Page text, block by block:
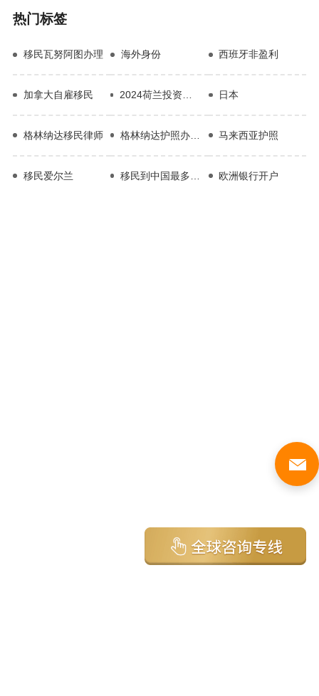
热门标签
移民瓦努阿图办理 海外身份 西班牙非盈利
加拿大自雇移民 日本
格林纳达移民律师 马来西亚护照
移民爱尔兰 欧洲银行开户